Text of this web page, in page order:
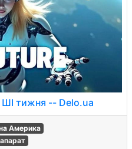
ШІ тижня -- Delo.ua
Америка